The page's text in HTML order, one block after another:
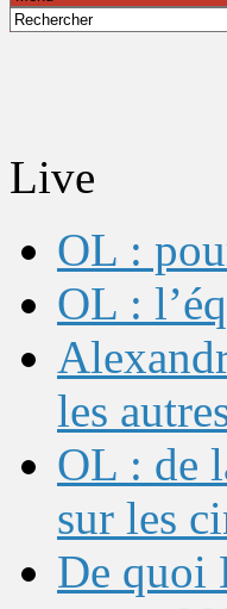
Live
OL :
OL :
les
OL : de
sur les
De quoi